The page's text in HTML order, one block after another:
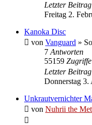
Letzter Beitrag
Freitag 2.
Kanoka Disc
von Vanguard »
7 Antworten
55159 Zugriffe
Letzter Beitrag
Donnerstag 3.
Unkrautvernichter
von Nuhrii the